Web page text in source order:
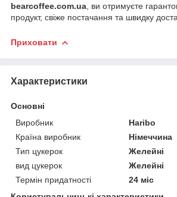
bearcoffee.com.ua , ви отримуєте
продукт, свіже постачання та швидку
Приховати
Характеристики
Основні
Виробник
Haribo
Країна виробник
Німеччина
Тип цукерок
Желейні
вид цукерок
Желейні
Термін придатності
24 міс